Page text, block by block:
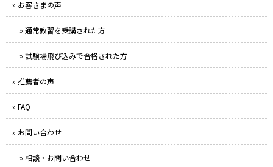
» お客さまの声
» 通常教習を受講された方
» 試験場飛び込みで合格された方
» 推薦者の声
» FAQ
» お問い合わせ
» 相談・お問い合わせ